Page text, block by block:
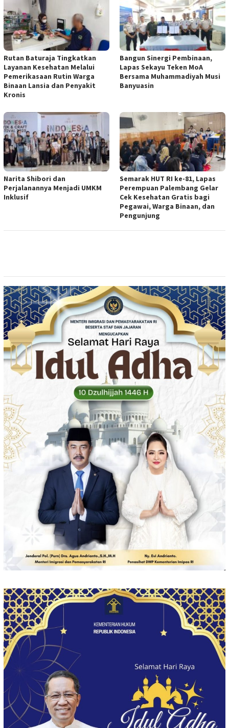
Rutan Baturaja Tingkatkan
Layanan Kesehatan Melalui
Pemerikasaan Rutin Warga
Binaan Lansia dan Penyakit
Kronis
Bangun Sinergi Pembinaan,
Lapas Sekayu Teken MoA
Bersama Muhammadiyah Musi
Banyuasin
Narita Shibori dan
Perjalanannya Menjadi UMKM
Inklusif
Semarak HUT RI ke-81, Lapas
Perempuan Palembang Gelar
Cek Kesehatan Gratis bagi
Pegawai, Warga Binaan, dan
Pengunjung